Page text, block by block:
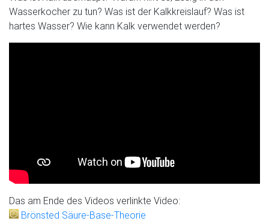
Wasserkocher zu tun? Was ist der Kalkkreislauf? Was ist
hartes Wasser? Wie kann Kalk verwendet werden?
Das am Ende des Videos verlinkte Video:
Brönsted Säure-Base-Theorie